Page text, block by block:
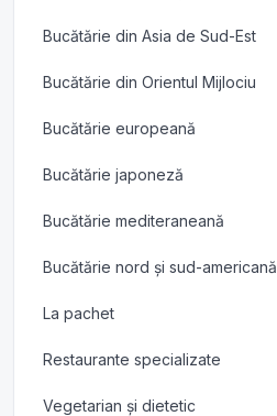
Bucătărie din Asia de Sud-Est
Bucătărie din Orientul Mijlociu
Bucătărie europeană
Bucătărie japoneză
Bucătărie mediteraneană
Bucătărie nord și sud-americană
La pachet
Restaurante specializate
Vegetarian și dietetic